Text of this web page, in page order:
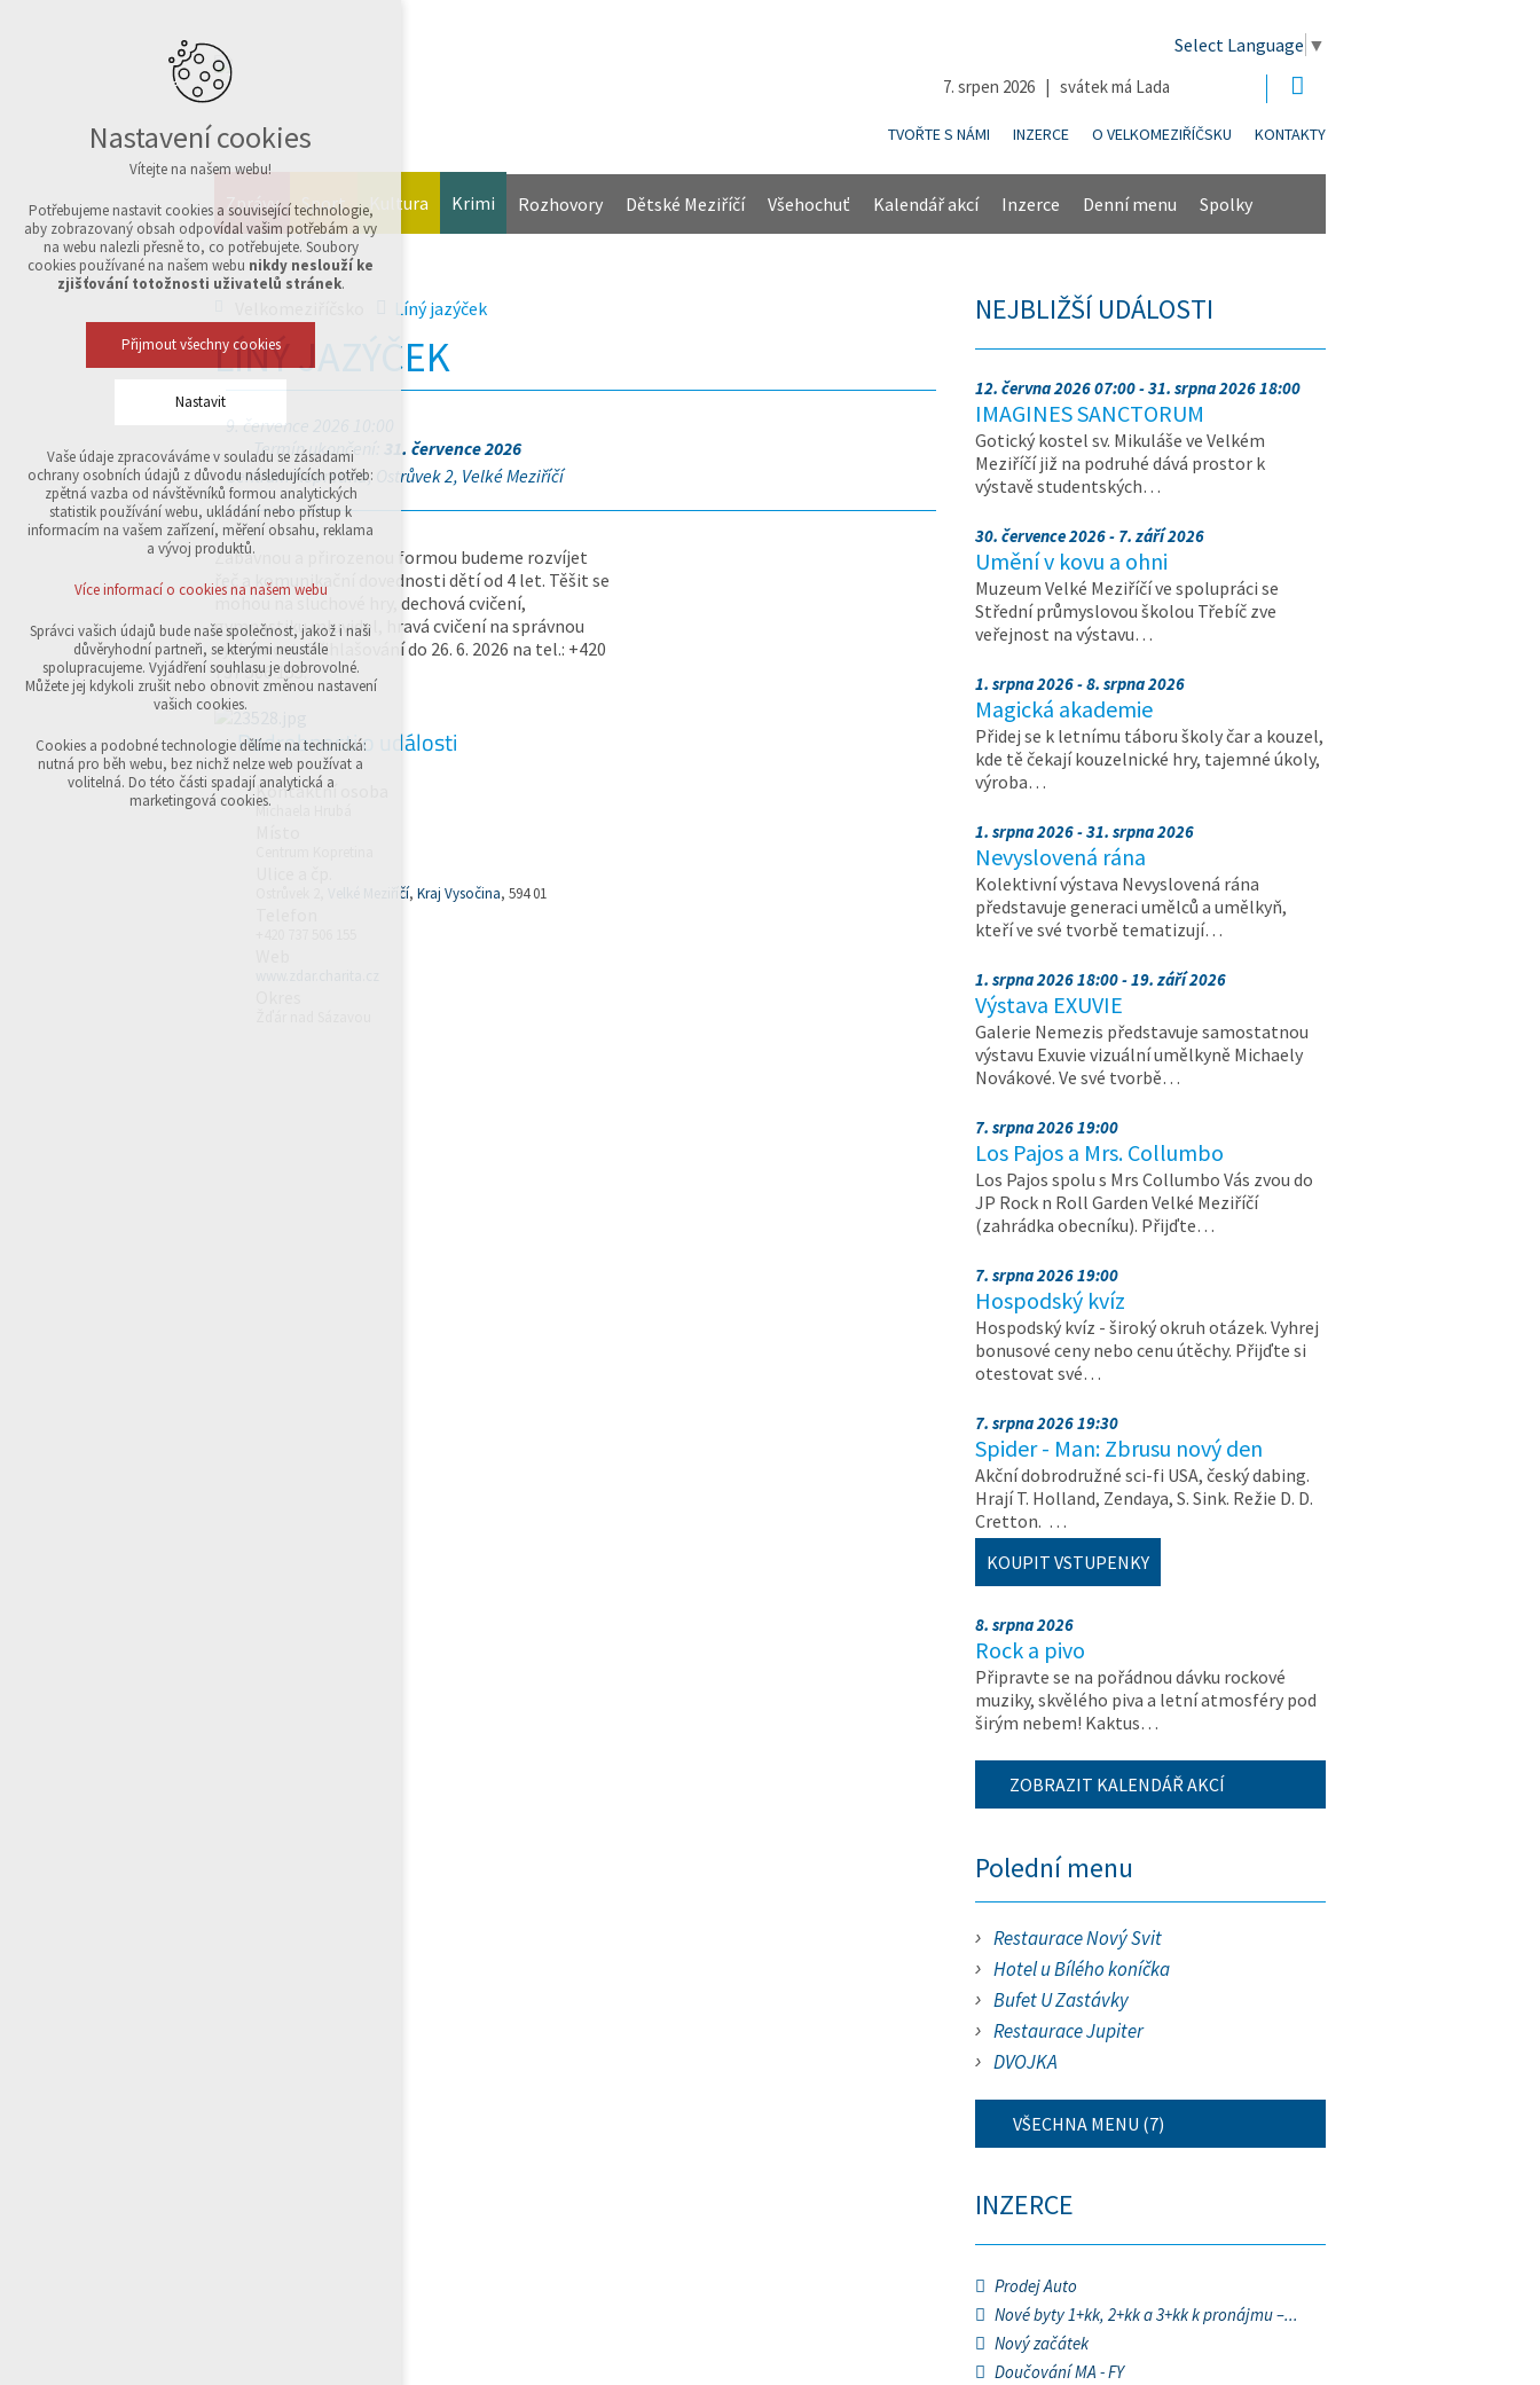
Select Language ▼
7. srpen 2026 | svátek má Lada
TVOŘTE S NÁMI INZERCE O VELKOMEZIŘÍČSKU KONTAKTY
Zprávy Sport Kultura Krimi Rozhovory Dětské Meziříčí Všehochuť Kalendář akcí Inzerce Denní menu Spolky
Líný jazýček
LÍNÝ JAZÝČEK
9. července 2026 10:00
Termín ukončení:
31. července 2026
Centrum Kopretina, Ostrůvek 2, Velké Meziříčí
Zábavnou a přirozenou formou budeme rozvíjet
řeč a komunikační dovednosti dětí od 4 let. Těšit se
mohou na sluchové hry, dechová cvičení,
gymnastiku mluvidel, hravá cvičení na správnou
výslovnost. Přihlašování do 26. 6. 2026 na tel.: +420
737 506 155.
Podrobnosti o události
Kontaktní osoba
Michaela Hrubá
Velké Meziříčí, Kraj Vysočina, 594 01
NEJBLIŽŠÍ UDÁLOSTI
12. června 2026 07:00 - 31. srpna 2026 18:00
IMAGINES SANCTORUM
Gotický kostel sv. Mikuláše ve Velkém
Meziříčí již na podruhé dává prostor k
výstavě studentských…
30. července 2026 - 7. září 2026
Umění v kovu a ohni
Muzeum Velké Meziříčí ve spolupráci se
Střední průmyslovou školou Třebíč zve
veřejnost na výstavu…
1. srpna 2026 - 8. srpna 2026
Magická akademie
Přidej se k letnímu táboru školy čar a kouzel,
kde tě čekají kouzelnické hry, tajemné úkoly,
výroba…
1. srpna 2026 - 31. srpna 2026
Nevyslovená rána
Kolektivní výstava Nevyslovená rána
představuje generaci umělců a umělkyň,
kteří ve své tvorbě tematizují…
1. srpna 2026 18:00 - 19. září 2026
Výstava EXUVIE
Galerie Nemezis představuje samostatnou
výstavu Exuvie vizuální umělkyně Michaely
Novákové. Ve své tvorbě…
7. srpna 2026 19:00
Los Pajos a Mrs. Collumbo
Los Pajos spolu s Mrs Collumbo Vás zvou do
JP Rock n Roll Garden Velké Meziříčí
(zahrádka obecníku). Přijďte…
7. srpna 2026 19:00
Hospodský kvíz
Hospodský kvíz - široký okruh otázek. Vyhrej
bonusové ceny nebo cenu útěchy. Přijďte si
otestovat své…
7. srpna 2026 19:30
Spider - Man: Zbrusu nový den
Akční dobrodružné sci-fi USA, český dabing.
Hrají T. Holland, Zendaya, S. Sink. Režie D. D.
Cretton. …
KOUPIT VSTUPENKY
8. srpna 2026
Rock a pivo
Připravte se na pořádnou dávku rockové
muziky, skvělého piva a letní atmosféry pod
širým nebem! Kaktus…
ZOBRAZIT KALENDÁŘ AKCÍ
Polední menu
Restaurace Nový Svit
Hotel u Bílého koníčka
Bufet U Zastávky
Restaurace Jupiter
DVOJKA
VŠECHNA MENU (7)
INZERCE
Prodej Auto
Nové byty 1+kk, 2+kk a 3+kk k pronájmu –...
Nový začátek
Doučování MA - FY
Nastavení cookies
Vítejte na našem webu!
Potřebujeme nastavit cookies a související technologie,
aby zobrazovaný obsah odpovídal vašim potřebám a vy
na webu nalezli přesně to, co potřebujete. Soubory
cookies používané na našem webu nikdy neslouží ke
zjišťování totožnosti uživatelů stránek.
Přijmout všechny cookies
Nastavit
Technická cookies
nutná pro provozování webu
udržení kontextu stránek (session): případná
přihlášení, volby jazyka, apod.
analytická pro anonymizované vyhodnocení
návštěvnosti
marketingová cookies (Google,Sklik)
Více informací o cookies na našem webu
Přijmout všechny cookies
Odmítnout vše
Vaše údaje zpracováváme v souladu se zásadami
ochrany osobních údajů z důvodu následujících potřeb:
zpětná vazba od návštěvníků formou analytických
statistik používání webu, ukládání nebo přístup k
informacím na vašem zařízení, měření obsahu, reklama
a vývoj produktů.
Více informací o cookies na našem webu
Správci vašich údajů bude naše společnost, jakož i naši
důvěryhodní partneři, se kterými neustále
spolupracujeme. Vyjádření souhlasu je dobrovolné.
Můžete jej kdykoli zrušit nebo obnovit změnou nastavení
vašich cookies.
Cookies a podobné technologie dělíme na technická:
nutná pro běh webu, bez nichž nelze web používat a
volitelná. Do této části spadají analytická a
marketingová cookies.